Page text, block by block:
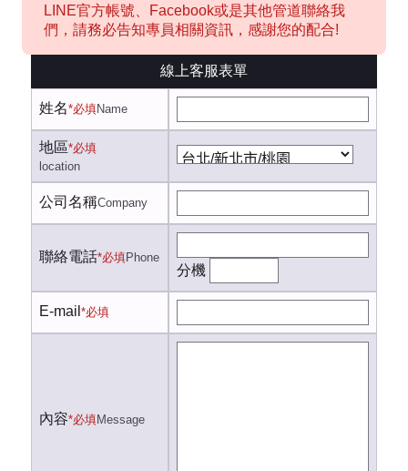
LINE官方帳號、Facebook或是其他管道聯絡我
們，請務必告知專員相關資訊，感謝您的配合!
線上客服表單
姓名*必填Name
地區*必填
location
公司名稱Company
聯絡電話*必填Phone
分機
E-mail *必填
內容*必填Message